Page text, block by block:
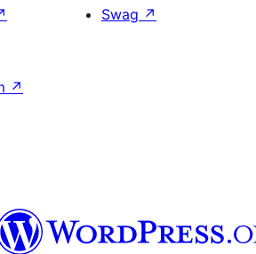
Swag ↗
↗